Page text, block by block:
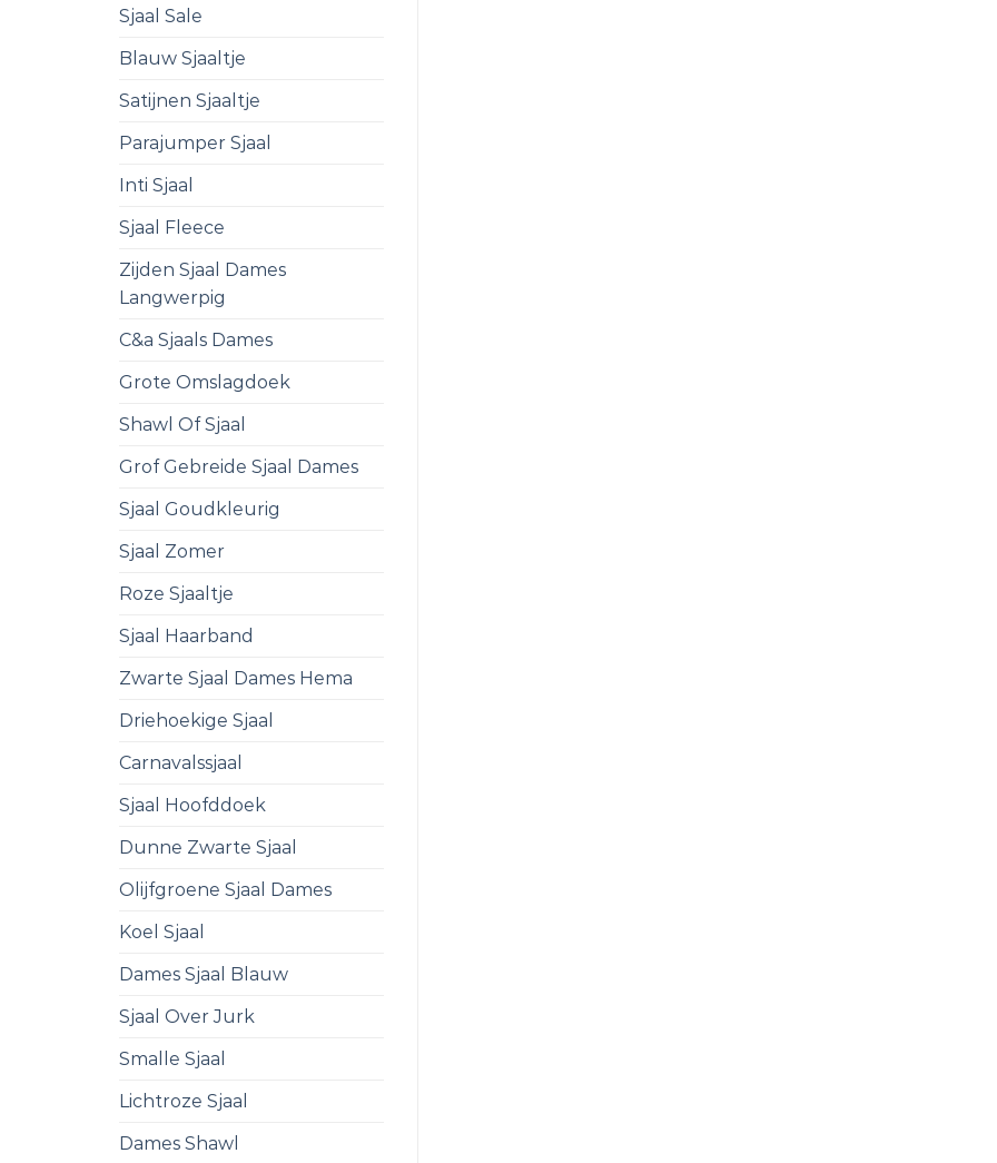
Sjaal Sale
Blauw Sjaaltje
Satijnen Sjaaltje
Parajumper Sjaal
Inti Sjaal
Sjaal Fleece
Zijden Sjaal Dames
Langwerpig
C&a Sjaals Dames
Grote Omslagdoek
Shawl Of Sjaal
Grof Gebreide Sjaal Dames
Sjaal Goudkleurig
Sjaal Zomer
Roze Sjaaltje
Sjaal Haarband
Zwarte Sjaal Dames Hema
Driehoekige Sjaal
Carnavalssjaal
Sjaal Hoofddoek
Dunne Zwarte Sjaal
Olijfgroene Sjaal Dames
Koel Sjaal
Dames Sjaal Blauw
Sjaal Over Jurk
Smalle Sjaal
Lichtroze Sjaal
Dames Shawl